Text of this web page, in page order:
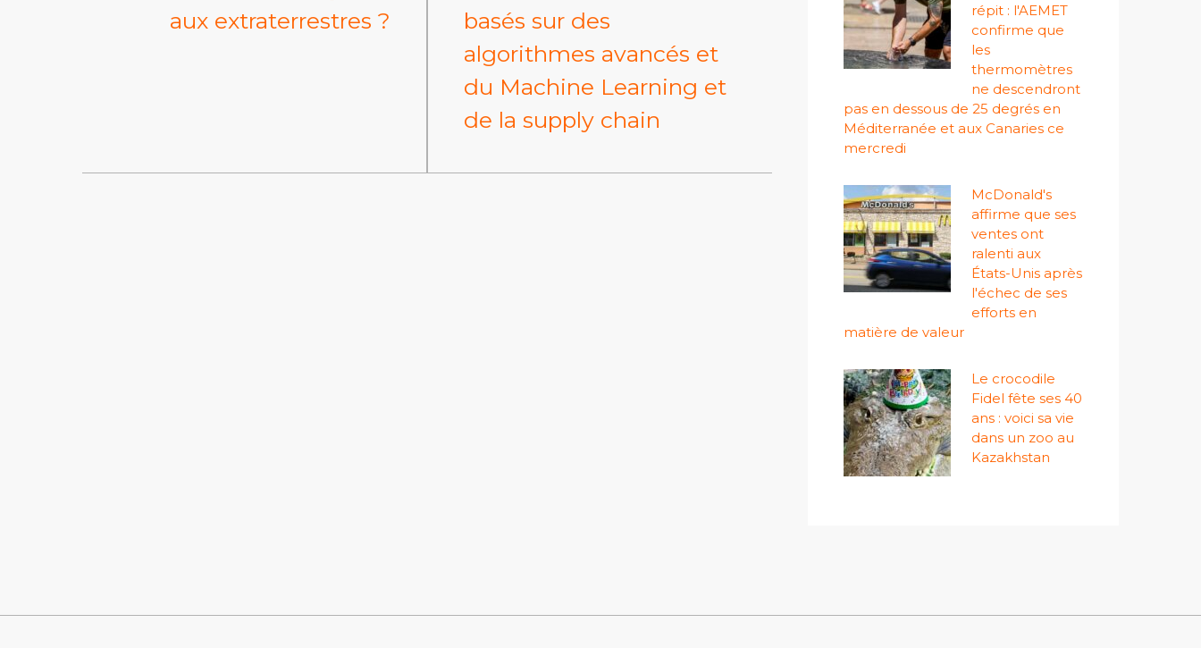
aux extraterrestres ?
basés sur des
algorithmes avancés et
du Machine Learning et
de la supply chain
répit : l'AEMET
confirme que
les
thermomètres
ne descendront
pas en dessous de 25 degrés en
Méditerranée et aux Canaries ce
mercredi
McDonald's
affirme que ses
ventes ont
ralenti aux
États-Unis après
l'échec de ses
efforts en
matière de valeur
Le crocodile
Fidel fête ses 40
ans : voici sa vie
dans un zoo au
Kazakhstan